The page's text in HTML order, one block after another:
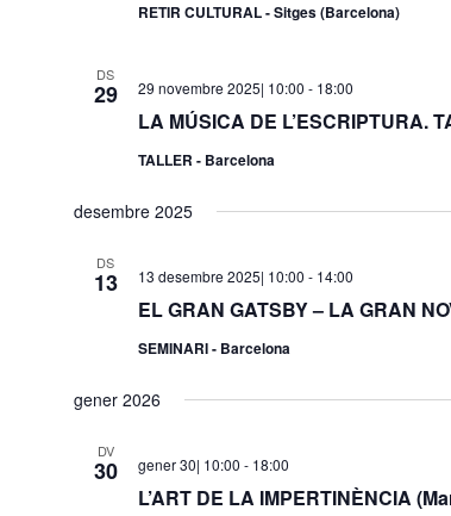
RETIR CULTURAL - Sitges (Barcelona)
DS
29
LA MÚSICA DE L’ESCRIPTURA.
29 novembre 2025| 10:00 - 18:00
TALLER - Barcelona
desembre 2025
DS
13
EL GRAN GATSBY – LA GRAN
13 desembre 2025| 10:00 - 14:00
SEMINARI - Barcelona
gener 2026
DV
30
L’ART DE LA IMPERTINÈNCIA
gener 30| 10:00 - 18:00